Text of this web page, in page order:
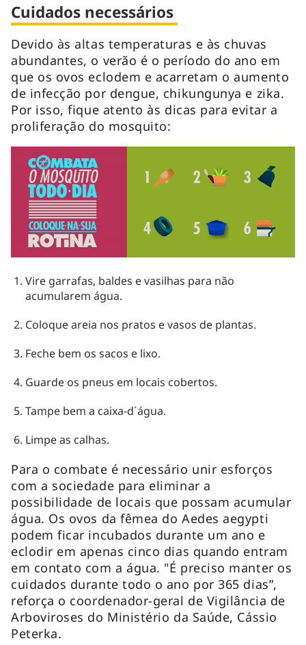
Cuidados necessários
Devido às altas temperaturas e às chuvas
abundantes, o verão é o período do ano em
que os ovos eclodem e acarretam o aumento
de infecção por dengue, chikungunya e zika.
Por isso, fique atento às dicas para evitar a
proliferação do mosquito:
Vire garrafas, baldes e vasilhas para não
acumularem água.
Coloque areia nos pratos e vasos de plantas.
Feche bem os sacos e lixo.
Guarde os pneus em locais cobertos.
Tampe bem a caixa-d´água.
Limpe as calhas.
Para o combate é necessário unir esforços
com a sociedade para eliminar a
possibilidade de locais que possam acumular
água. Os ovos da fêmea do Aedes aegypti
podem ficar incubados durante um ano e
eclodir em apenas cinco dias quando entram
em contato com a água. "É preciso manter os
cuidados durante todo o ano por 365 dias”,
reforça o coordenador-geral de Vigilância de
Arboviroses do Ministério da Saúde, Cássio
Peterka.